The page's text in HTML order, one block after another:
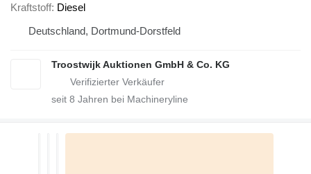
Kraftstoff Diesel
Deutschland, Dortmund-Dorstfeld
Troostwijk Auktionen GmbH & Co. KG
seit 8 Jahren bei Machineryline